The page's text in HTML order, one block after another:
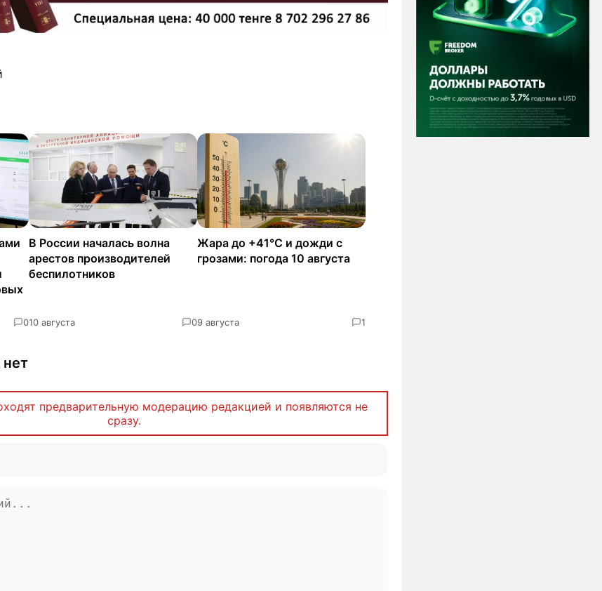
0
В России началась волна
арестов производителей
беспилотников
10 августа 0
Жара до +41°C и дожди с
грозами: погода 10 августа
9 августа 1
предварительную модерацию редакцией и появляются не
сразу.